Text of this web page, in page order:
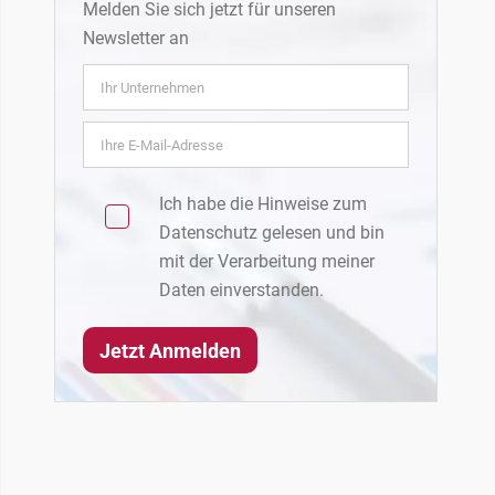
Melden Sie sich jetzt für unseren
Newsletter an
Ich habe die Hinweise zum
Datenschutzgelesen und bin
mit der Verarbeitung meiner
Daten einverstanden.